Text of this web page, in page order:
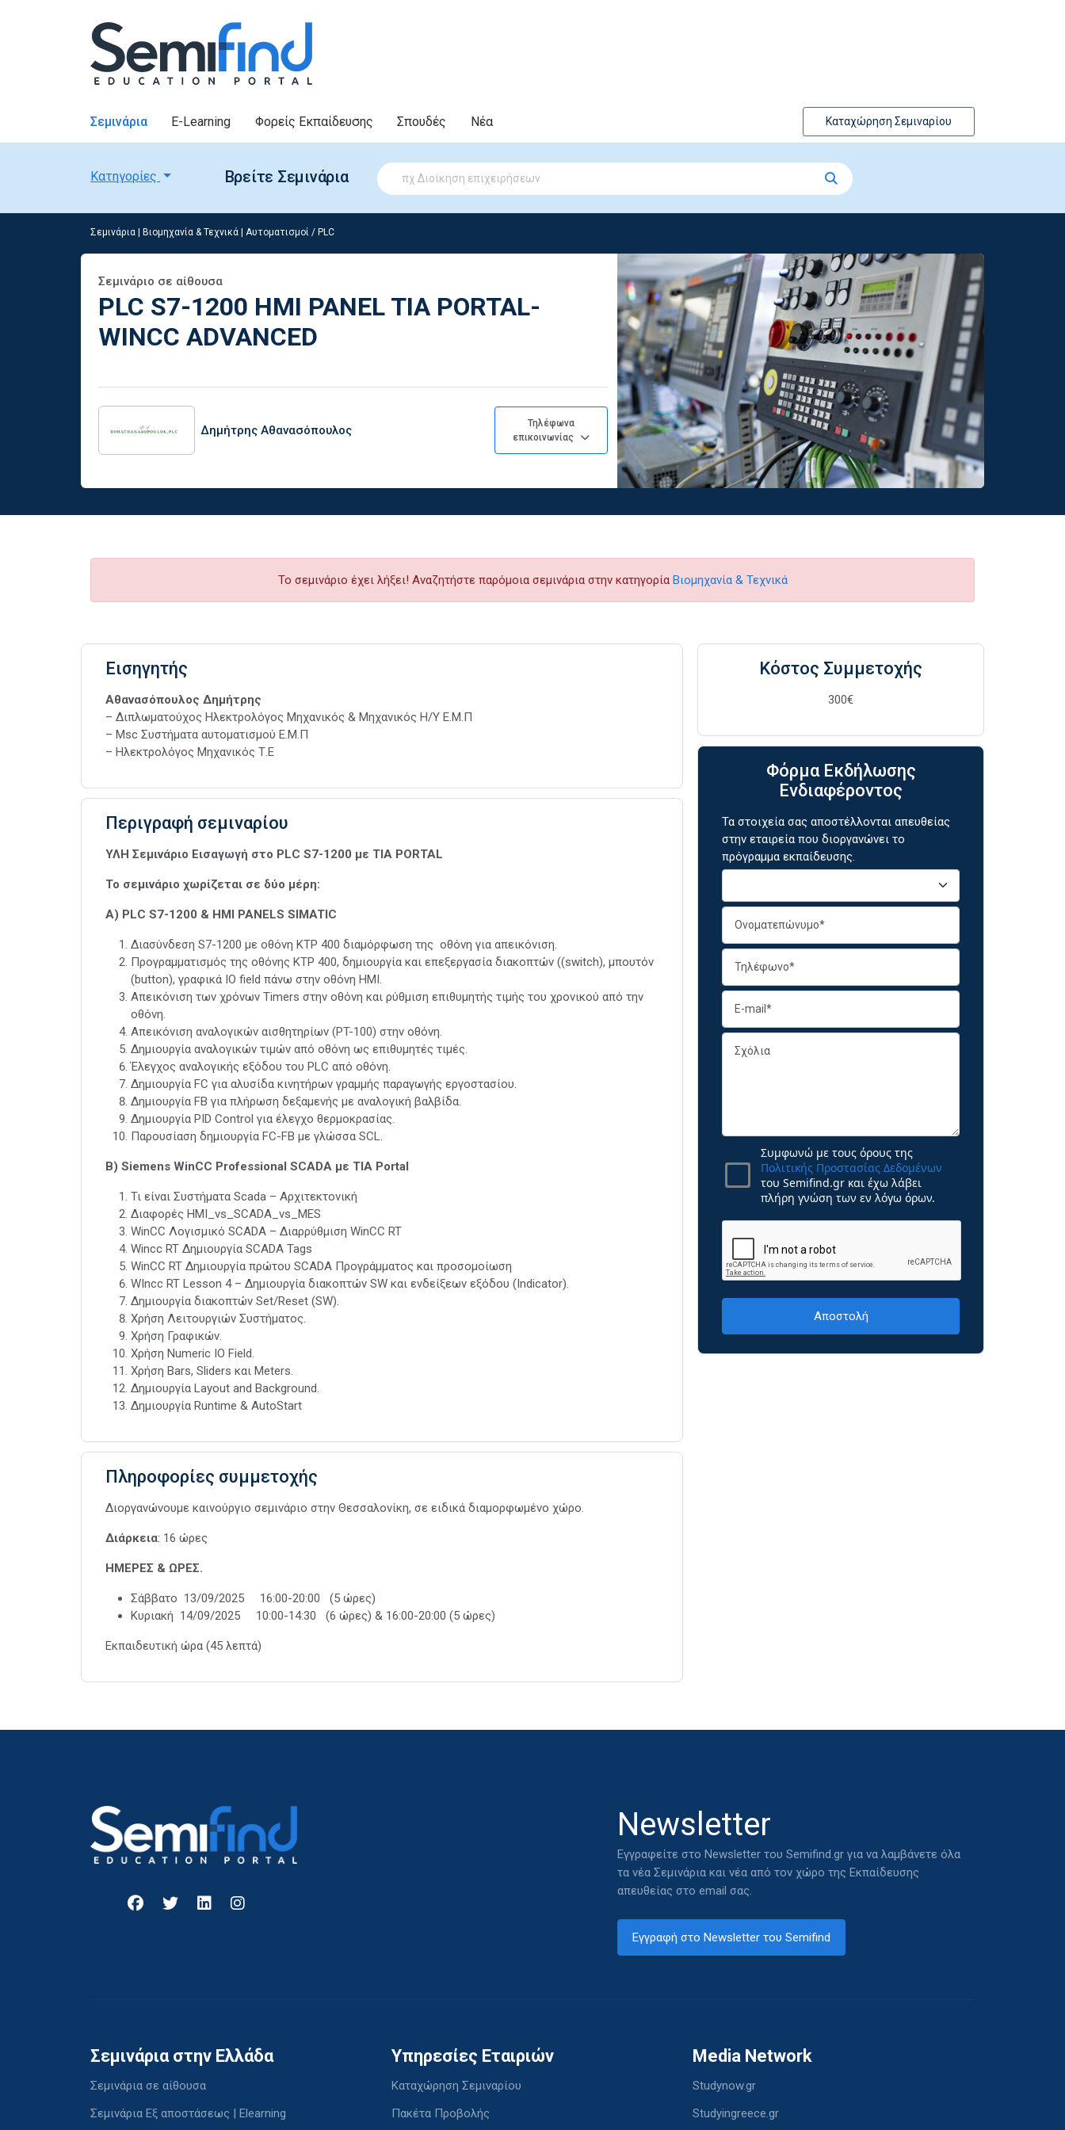
Σεμινάρια E-Learning Φορείς Εκπαίδευσης Σπουδές Νέα Καταχώρηση Σεμιναρίου
Κατηγορίες Βρείτε Σεμινάρια
Σεμινάρια Βιομηχανία & Τεχνικά Αυτοματισμοί / PLC
Σεμινάριο σε αίθουσα
PLC S7-1200 HMI PANEL TIA PORTAL-
WINCC ADVANCED
Δημήτρης Αθανασόπουλος
Τηλέφωνα
επικοινωνίας
Το σεμινάριο έχει λήξει! Αναζητήστε παρόμοια σεμινάρια στην κατηγορία Βιομηχανία & Τεχνικά
Εισηγητής
Αθανασόπουλος Δημήτρης
– Διπλωματούχος Ηλεκτρολόγος Μηχανικός & Μηχανικός Η/Υ Ε.Μ.Π
– Msc Συστήματα αυτοματισμού Ε.Μ.Π
– Ηλεκτρολόγος Μηχανικός Τ.Ε
Περιγραφή σεμιναρίου
ΥΛΗ Σεμινάριο Εισαγωγή στο PLC S7-1200 με ΤΙΑ PORTAL
Το σεμινάριο χωρίζεται σε δύο μέρη:
A) PLC S7-1200 & HMI PANELS SIMATIC
Διασύνδεση S7-1200 με οθόνη ΚΤP 400 διαμόρφωση της οθόνη για απεικόνιση.
Προγραμματισμός της οθόνης KTP 400, δημιουργία και επεξεργασία διακοπτών ((switch), μπουτόν
(button), γραφικά IO field πάνω στην οθόνη HMI.
Απεικόνιση των χρόνων Timers στην οθόνη και ρύθμιση επιθυμητής τιμής του χρονικού από την
οθόνη.
Απεικόνιση αναλογικών αισθητηρίων (PT-100) στην οθόνη.
Δημιουργία αναλογικών τιμών από οθόνη ως επιθυμητές τιμές.
Έλεγχος αναλογικής εξόδου του PLC από οθόνη.
Δημιουργία FC για αλυσίδα κινητήρων γραμμής παραγωγής εργοστασίου.
Δημιουργία FB για πλήρωση δεξαμενής με αναλογική βαλβίδα.
Δημιουργία PID Control για έλεγχο θερμοκρασίας.
Παρουσίαση δημιουργία FC-FB με γλώσσα SCL.
B) Siemens WinCC Professional SCADA με TIA Portal
Τι είναι Συστήματα Scada – Αρχιτεκτονική
Διαφορές HMI_vs_SCADA_vs_MES
WinCC Λογισμικό SCADA – Διαρρύθμιση WinCC RT
Wincc RT Δημιουργία SCADA Tags
WinCC RT Δημιουργία πρώτου SCADA Προγράμματος και προσομοίωση
WIncc RT Lesson 4 – Δημιουργία διακοπτών SW και ενδείξεων εξόδου (Indicator).
Δημιουργία διακοπτών Set/Reset (SW).
Χρήση Λειτουργιών Συστήματος.
Χρήση Γραφικών.
Χρήση Numeric IO Field.
Χρήση Bars, Sliders και Meters.
Δημιουργία Layout and Background.
Δημιουργία Runtime & AutoStart
Πληροφορίες συμμετοχής
Διοργανώνουμε καινούργιο σεμινάριο στην Θεσσαλονίκη, σε ειδικά διαμορφωμένο χώρο.
Διάρκεια: 16 ώρες
ΗΜΕΡΕΣ & ΩΡΕΣ.
Σάββατο 13/09/2025 16:00-20:00 (5 ώρες)
Κυριακή 14/09/2025 10:00-14:30 (6 ώρες) & 16:00-20:00 (5 ώρες)
Εκπαιδευτική ώρα (45 λεπτά)
Κόστος Συμμετοχής
300€
Φόρμα Εκδήλωσης
Ενδιαφέροντος
Τα στοιχεία σας αποστέλλονται απευθείας
στην εταιρεία που διοργανώνει το
πρόγραμμα εκπαίδευσης.
Συμφωνώ με τους όρους της
Πολιτικής Προστασίας Δεδομένων
του Semifind.gr και έχω λάβει
πλήρη γνώση των εν λόγω όρων.
Newsletter
Εγγραφείτε στο Newsletter του Semifind.gr για να λαμβάνετε όλα
τα νέα Σεμινάρια και νέα από τον χώρο της Εκπαίδευσης
απευθείας στο email σας.
Εγγραφή στο Newsletter του Semifind
Σεμινάρια στην Ελλάδα
Σεμινάρια σε αίθουσα
Σεμινάρια Εξ αποστάσεως | Elearning
Υπηρεσίες Εταιριών
Καταχώρηση Σεμιναρίου
Πακέτα Προβολής
Media Network
Studynow.gr
Studyingreece.gr